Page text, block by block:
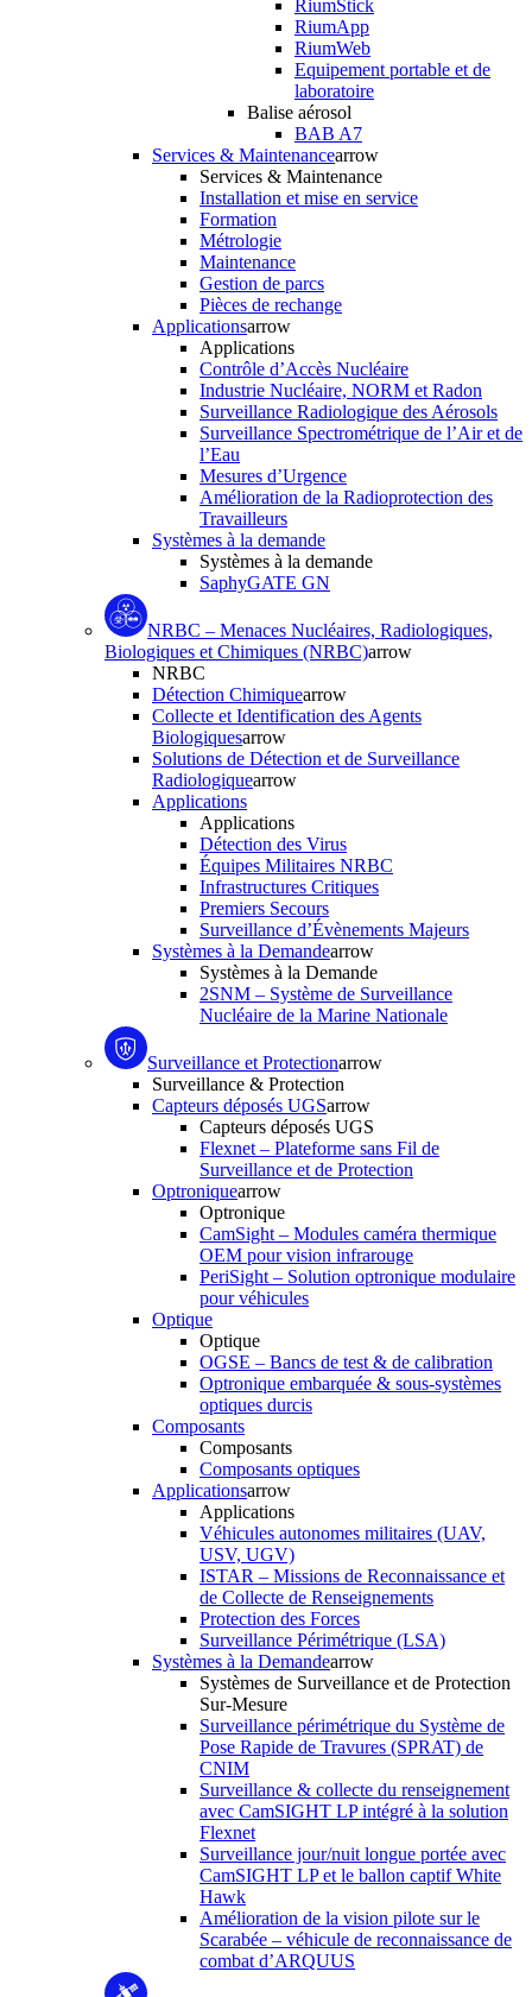
RiumStick
RiumApp
RiumWeb
Equipement portable et de
laboratoire
Balise aérosol
BAB A7
Services & Maintenancearrow
Services & Maintenance
Installation et mise en service
Formation
Métrologie
Maintenance
Gestion de parcs
Pièces de rechange
Applicationsarrow
Applications
Contrôle d’Accès Nucléaire
Industrie Nucléaire, NORM et Radon
Surveillance Radiologique des Aérosols
Surveillance Spectrométrique de l’Air et de
l’Eau
Mesures d’Urgence
Amélioration de la Radioprotection des
Travailleurs
Systèmes à la demande
Systèmes à la demande
SaphyGATE GN
NRBC – Menaces Nucléaires, Radiologiques,
Biologiques et Chimiques (NRBC)arrow
NRBC
Détection Chimiquearrow
Collecte et Identification des Agents
Biologiquesarrow
Solutions de Détection et de Surveillance
Radiologiquearrow
Applications
Applications
Détection des Virus
Équipes Militaires NRBC
Infrastructures Critiques
Premiers Secours
Surveillance d’Évènements Majeurs
Systèmes à la Demandearrow
Systèmes à la Demande
2SNM – Système de Surveillance
Nucléaire de la Marine Nationale
Surveillance et Protectionarrow
Surveillance & Protection
Capteurs déposés UGSarrow
Capteurs déposés UGS
Flexnet – Plateforme sans Fil de
Surveillance et de Protection
Optroniquearrow
Optronique
CamSight – Modules caméra thermique
OEM pour vision infrarouge
PeriSight – Solution optronique modulaire
pour véhicules
Optique
Optique
OGSE – Bancs de test & de calibration
Optronique embarquée & sous-systèmes
optiques durcis
Composants
Composants
Composants optiques
Applicationsarrow
Applications
Véhicules autonomes militaires (UAV,
USV, UGV)
ISTAR – Missions de Reconnaissance et
de Collecte de Renseignements
Protection des Forces
Surveillance Périmétrique (LSA)
Systèmes à la Demandearrow
Systèmes de Surveillance et de Protection
Sur-Mesure
Surveillance périmétrique du Système de
Pose Rapide de Travures (SPRAT) de
CNIM
Surveillance & collecte du renseignement
avec CamSIGHT LP intégré à la solution
Flexnet
Surveillance jour/nuit longue portée avec
CamSIGHT LP et le ballon captif White
Hawk
Amélioration de la vision pilote sur le
Scarabée – véhicule de reconnaissance de
combat d’ARQUUS